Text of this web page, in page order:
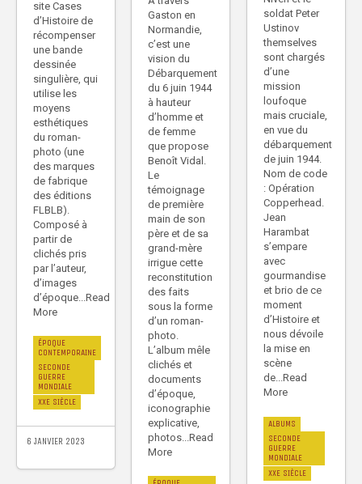
site Cases
d’Histoire de
récompenser
une bande
dessinée
singulière, qui
utilise les
moyens
esthétiques
du roman-
photo (une
des marques
de fabrique
des éditions
FLBLB).
Composé à
partir de
clichés pris
par l’auteur,
d’images
d’époque...Read
More
ÉPOQUE
CONTEMPORAINE
SECONDE
GUERRE
MONDIALE
XXE SIÈCLE
6 JANVIER 2023
Gaston en
Normandie,
c’est une
vision du
Débarquement
du 6 juin 1944
à hauteur
d’homme et
de femme
que propose
Benoît Vidal.
Le
témoignage
de première
main de son
père et de sa
grand-mère
irrigue cette
reconstitution
des faits
sous la forme
d’un roman-
photo.
L’album mêle
clichés et
documents
d’époque,
iconographie
explicative,
photos...Read
More
soldat Peter
Ustinov
themselves
sont chargés
d’une
mission
loufoque
mais cruciale,
en vue du
débarquement
de juin 1944.
Nom de code
: Opération
Copperhead.
Jean
Harambat
s’empare
avec
gourmandise
et brio de ce
moment
d’Histoire et
nous dévoile
la mise en
scène
de...Read
More
ALBUMS
SECONDE
GUERRE
MONDIALE
XXE SIÈCLE